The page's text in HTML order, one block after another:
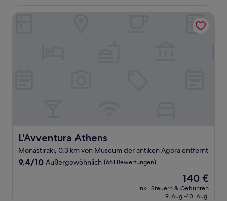
L'Avventura Athens
L'Avventura Athens
Monastiraki, 0,3 km von Museum der antiken Agora entfernt
9.4
9,4/10 Außergewöhnlich (661 Bewertungen)
Der
Preis
beträgt
140 €
inkl. Steuern & Gebühren
9. Aug.–10. Aug.